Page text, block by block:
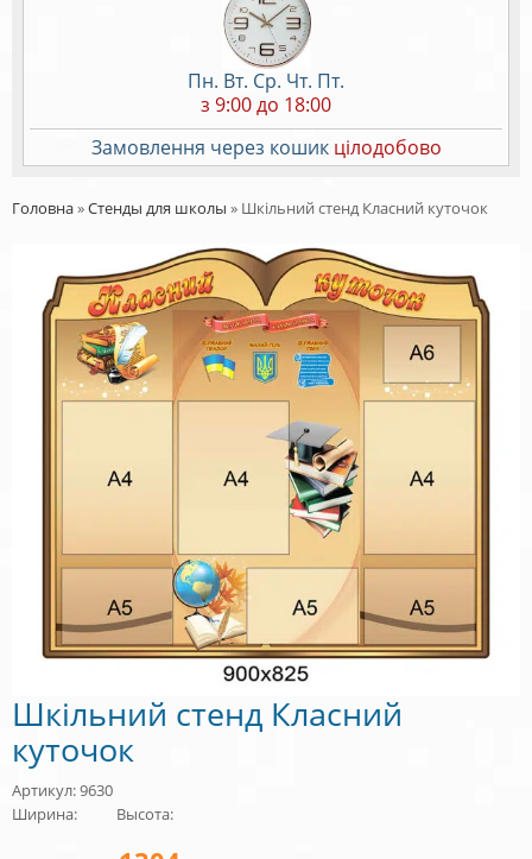
Пн. Вт. Ср. Чт. Пт.
з 9:00 до 18:00
Замовлення через кошик цілодобово
Головна»Стенды для школы » Шкільний стенд Класний куточок
Шкільний стенд Класний
куточок
Артикул: 9630
Ширина:
Высота: